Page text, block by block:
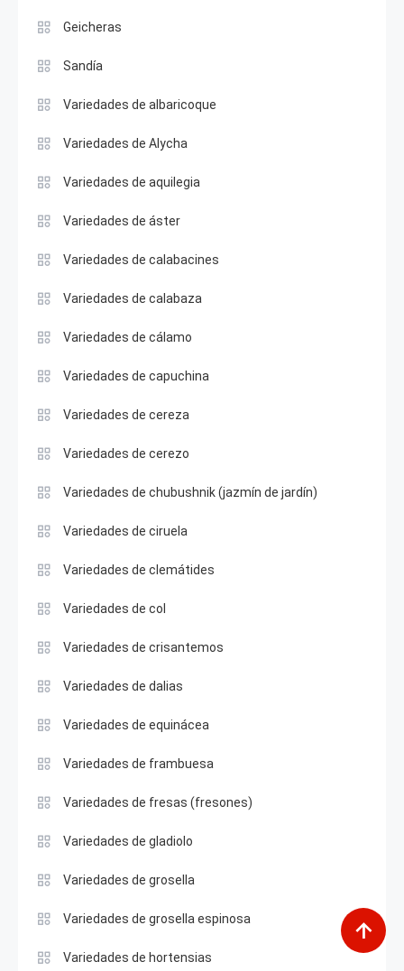
Geicheras
Sandía
Variedades de albaricoque
Variedades de Alycha
Variedades de aquilegia
Variedades de áster
Variedades de calabacines
Variedades de calabaza
Variedades de cálamo
Variedades de capuchina
Variedades de cereza
Variedades de cerezo
Variedades de chubushnik (jazmín de jardín)
Variedades de ciruela
Variedades de clemátides
Variedades de col
Variedades de crisantemos
Variedades de dalias
Variedades de equinácea
Variedades de frambuesa
Variedades de fresas (fresones)
Variedades de gladiolo
Variedades de grosella
Variedades de grosella espinosa
Variedades de hortensias